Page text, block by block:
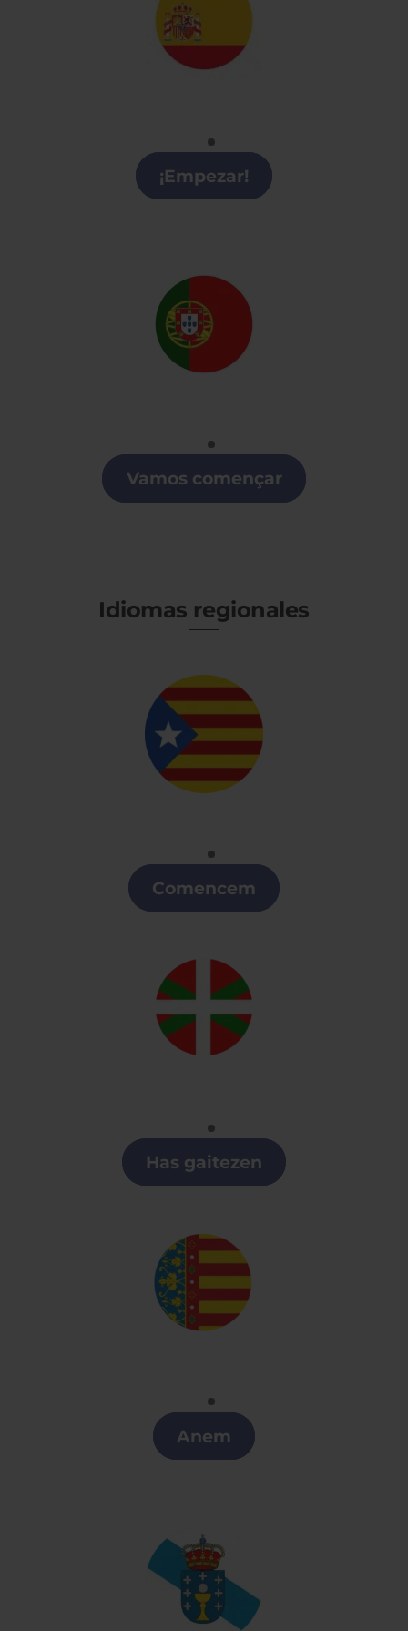
Clases de Español en Cataluña
¡Empezar!
Clases de Portugués en Cataluña
Vamos començar
Idiomas regionales
Clases de Catalán en Cataluña
Comencem
Clases de Euskera en Cataluña
Has gaitezen
Clases de Valenciano en Cataluña
Anem